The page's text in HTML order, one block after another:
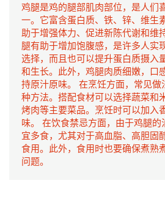
鸡腿是鸡的腿部肌肉部位，是人们
一。它富含蛋白质、铁、锌、维生
助于增强体力、促进新陈代谢和维
腿有助于增加饱腹感，是许多人实
选择，而且也可以提升蛋白质摄入
和生长。此外，鸡腿肉质细嫩，口
持原汁原味。 在烹饪方面，常见做
种方法。搭配食材可以选择蔬菜和
烤肉等主要菜品。烹饪时可以加入
味。 在饮食禁忌方面，由于鸡腿
宜多食，尤其对于高血脂、高胆固
食用。此外，食用时也要确保煮熟
问题。